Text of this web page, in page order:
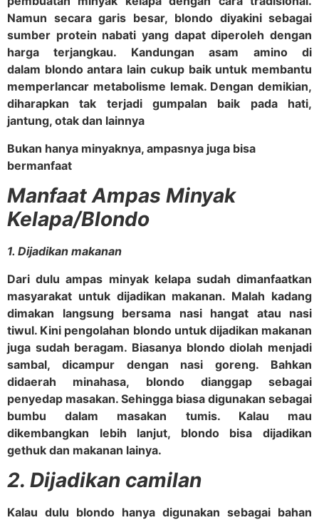
Namun secara garis besar, blondo diyakini sebagai
sumber protein nabati yang dapat diperoleh dengan
harga terjangkau. Kandungan asam amino di
dalam blondo antara lain cukup baik untuk membantu
memperlancar metabolisme lemak. Dengan demikian,
diharapkan tak terjadi gumpalan baik pada hati,
jantung, otak dan lainnya
Bukan hanya minyaknya, ampasnya juga bisa
bermanfaat
Manfaat Ampas Minyak
Kelapa/Blondo
1. Dijadikan makanan
Dari dulu ampas minyak kelapa sudah dimanfaatkan
masyarakat untuk dijadikan makanan. Malah kadang
dimakan langsung bersama nasi hangat atau nasi
tiwul. Kini pengolahan blondo untuk dijadikan makanan
juga sudah beragam. Biasanya blondo diolah menjadi
sambal, dicampur dengan nasi goreng. Bahkan
didaerah minahasa, blondo dianggap sebagai
penyedap masakan. Sehingga biasa digunakan sebagai
bumbu dalam masakan tumis. Kalau mau
dikembangkan lebih lanjut, blondo bisa dijadikan
gethuk dan makanan lainya.
2. Dijadikan camilan
Kalau dulu blondo hanya digunakan sebagai bahan